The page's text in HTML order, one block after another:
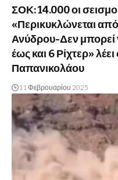
ΣΟΚ: 14.000 οι
«Περικυκλώνεται
Ανύδρου-Δεν μπορεί
έως και 6 Ρίχτερ»
Παπανικολάου
11 Φεβρουαρίου 2025